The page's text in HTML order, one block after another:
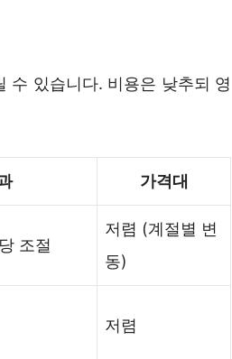
수 있습니다. 비용은 낮추되 영
가격대
조절
저렴 (계절별 변
동)
저렴